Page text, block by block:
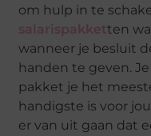
om hulp in te
salarispakketten
wanneer je besluit
handen te geven.
pakket je het
handigste is voor
er van uit gaan dat